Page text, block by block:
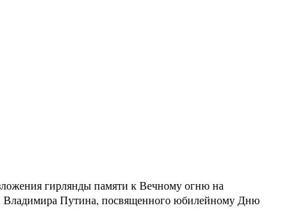
гирлянды памяти к Вечному огню на
Владимира Путина, посвященного юбилейному Дню